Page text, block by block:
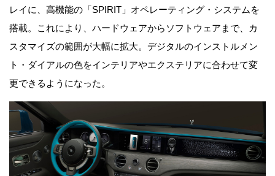
レイに、高機能の「SPIRIT」オペレーティング・システムを
搭載。これにより、ハードウェアからソフトウェアまで、カ
スタマイズの範囲が大幅に拡大。デジタルのインストルメン
ト・ダイアルの色をインテリアやエクステリアに合わせて変
更できるようになった。